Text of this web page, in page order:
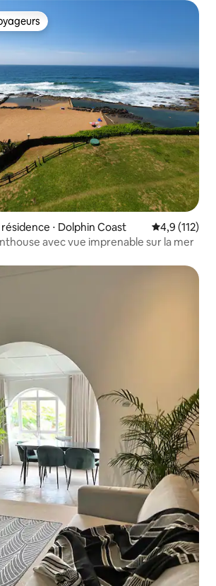
⋅ Dolphin Coast Évaluation
4,9 (112)
avec vue imprenable sur la mer